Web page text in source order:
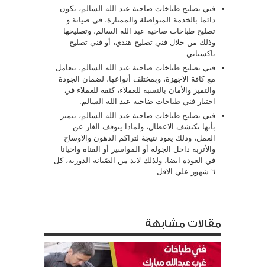
فني تصليح طباخات ضاحية عبد الله السالم، يكون
دائما بالخدمة المتواصلة والممتازة، في صيانة و
تصليح طباخات ضاحية عبد الله السالم، وتصليحها
وذلك من خلال فني تصليح هندي، أو فني تصليح
باكستاني.
فني تصليح طباخات ضاحية عبد الله السالم، تتعامل
مع كافة الاجهزة، وبمختلف أنواعها، لضمان الجودة
والتميز والأمان بالنسبة للعملاء، كثقة للعملاء في
اختيار فني طباخات ضاحية عبد الله السالم.
فني تصليح طباخات ضاحية عبد الله السالم، تتميز
بأنها تكتشف الاعطال، ولماذا يتوقف الغاز عن
العمل، وذلك يعود نتيجة لتراكم الدهون والاوساخ
والأتربة داخل الجولة أو المواسير أو القناة واحيانا
في العودة ايضا، ولذلك لابد من الصّيانة الدورية، كل
٦ شهور علي الاقل.
مقالات مشابهة